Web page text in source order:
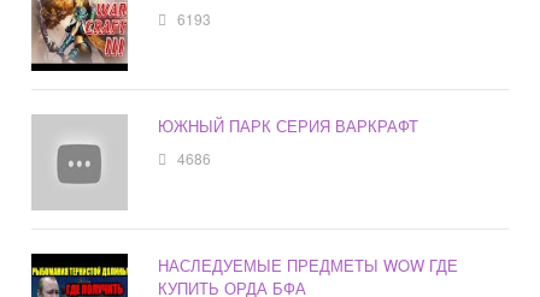
6193
ЮЖНЫЙ ПАРК СЕРИЯ ВАРКРАФТ
4686
НАСЛЕДУЕМЫЕ ПРЕДМЕТЫ WOW ГДЕ
КУПИТЬ ОРДА БФА